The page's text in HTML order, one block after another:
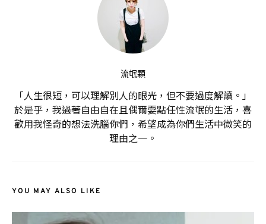
流氓顆
「人生很短，可以理解別人的眼光，但不要過度解讀。」
於是乎，我過著自由自在且偶爾耍點任性流氓的生活，喜
歡用我怪奇的想法洗腦你們，希望成為你們生活中微笑的
理由之一。
YOU MAY ALSO LIKE